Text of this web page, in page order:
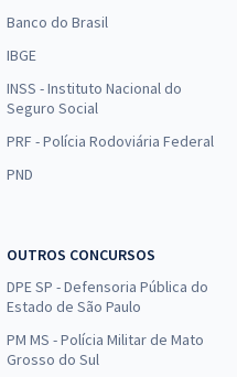
Banco do Brasil
IBGE
INSS - Instituto Nacional do
Seguro Social
PRF - Polícia Rodoviária Federal
PND
OUTROS CONCURSOS
DPE SP - Defensoria Pública do
Estado de São Paulo
PM MS - Polícia Militar de Mato
Grosso do Sul